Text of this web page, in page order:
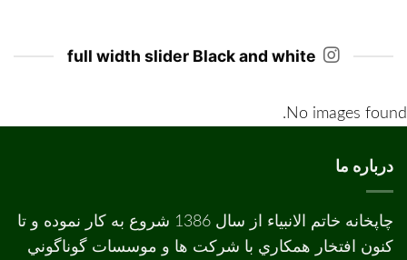
full width slider Black and white
No images found.
درباره ما
چاپخانه خاتم الانبیاء از سال 1386 شروع به کار نموده و تا
کنون افتخار همکاري با شرکت ها و موسسات گوناگوني